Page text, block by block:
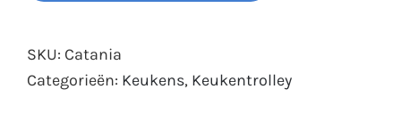
SKU: Catania
Categorieën: Keukens, Keukentrolley